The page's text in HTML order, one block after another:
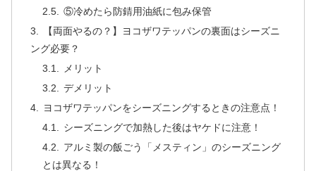
⑤冷めたら防錆用油紙に包み保管
【両面やるの？】ヨコザワテッパンの裏面はシーズニ
ング必要？
メリット
デメリット
ヨコザワテッパンをシーズニングするときの注意点！
シーズニングで加熱した後はヤケドに注意！
アルミ製の飯ごう「メスティン」のシーズニング
とは異なる！